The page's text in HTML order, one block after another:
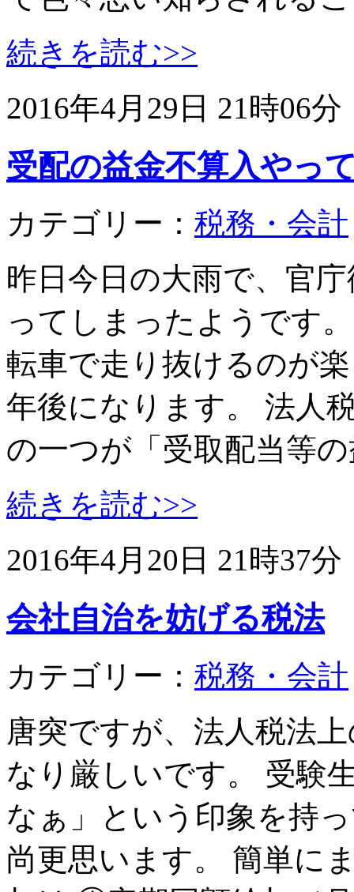
続きを読む>>
2016年4月29日 21時06分
受配の益金不算入やっ
カテゴリー： 税務・会計
昨日今日の大雨で、官
ってしまったようです
転車で走り抜けるのが
年後になります。 法人
の一つが「受取配当等
続きを読む>>
2016年4月20日 21時37分
会社自治を妨げる税法
カテゴリー： 税務・会計
唐突ですが、法人税法
なり厳しいです。 受験
なぁ」という印象を持
尚更思います。 簡単に